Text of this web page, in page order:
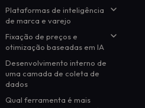
Prisync
Pricefy
Price2Spy
Plataformas de inteligência
de marca e varejo
Mais sábio
Nó de Inteligência
DataWeave
Minderest
Fixação de preços e
otimização baseadas em IA
Competera
Omnia Retail
Desenvolvimento interno de
uma camada de coleta de
dados
Qual ferramenta é mais